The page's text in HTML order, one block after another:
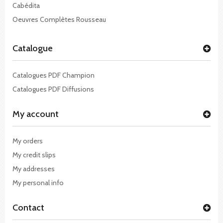
Cabédita
Oeuvres Complètes Rousseau
Catalogue
Catalogues PDF Champion
Catalogues PDF Diffusions
My account
My orders
My credit slips
My addresses
My personal info
Contact